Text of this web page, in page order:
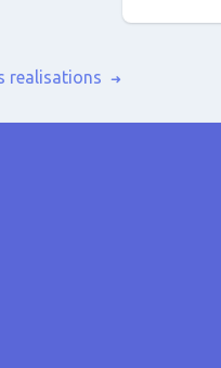
realisations ➜